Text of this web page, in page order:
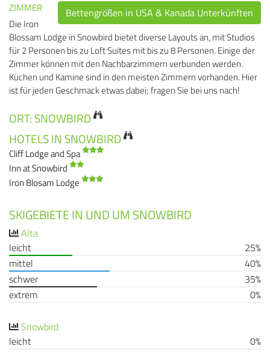
ZIMMER
Bettengrößen in USA & Kanada Unterkünften
Die Iron
Blossam Lodge in Snowbird bietet diverse Layouts an, mit Studios
für 2 Personen bis zu Loft Suites mit bis zu 8 Personen. Einige der
Zimmer können mit den Nachbarzimmern verbunden werden.
Küchen und Kamine sind in den meisten Zimmern vorhanden. Hier
ist für jeden Geschmack etwas dabei; fragen Sie bei uns nach!
ORT: SNOWBIRD
HOTELS IN SNOWBIRD
Cliff Lodge and Spa
Inn at Snowbird
Iron Blosam Lodge
SKIGEBIETE IN UND UM SNOWBIRD
Alta
leicht
25%
mittel
40%
schwer
35%
extrem
0%
Snowbird
leicht
0%